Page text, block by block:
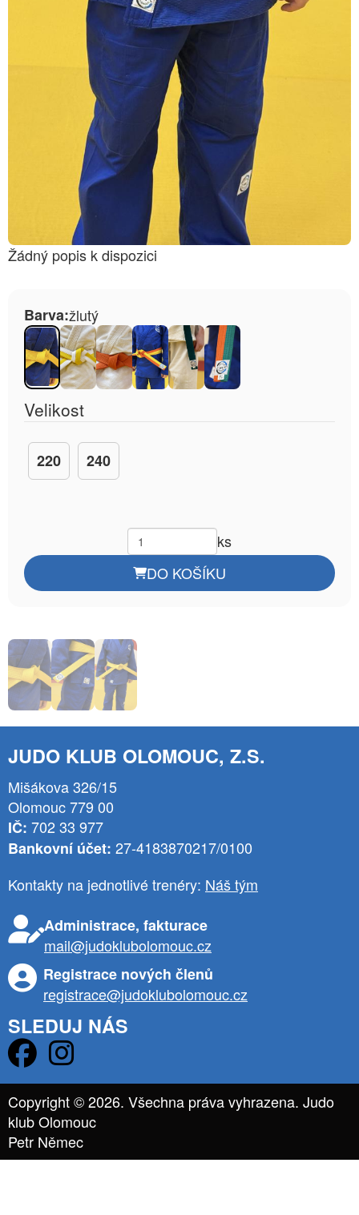
Žádný popis k dispozici
Barva:žlutý
Velikost
220 240
ks
DO KOŠÍKU
JUDO KLUB OLOMOUC, Z.S.
Mišákova 326/15
Olomouc 779 00
IČ: 702 33 977
Bankovní účet: 27-4183870217/0100
Kontakty na jednotlivé trenéry: Náš tým
Administrace, fakturace
mail@judoklubolomouc.cz
Registrace nových členů
registrace@judoklubolomouc.cz
SLEDUJ NÁS
Copyright © 2026. Všechna práva vyhrazena. Judo
klub Olomouc
Petr Němec